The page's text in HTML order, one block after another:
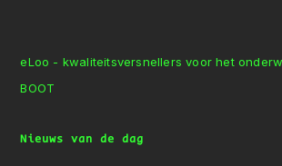
eLoo - kwaliteitsversnellers voor het
BOOT
Nieuws van de dag